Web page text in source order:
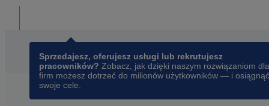
Sprzedajesz, oferujesz usługi lub rekrutujesz
pracowników? Zobacz, jak dzięki naszym rozwiązaniom dla
firm możesz dotrzeć do milionów użytkowników — i osiągnąć
swoje cele.